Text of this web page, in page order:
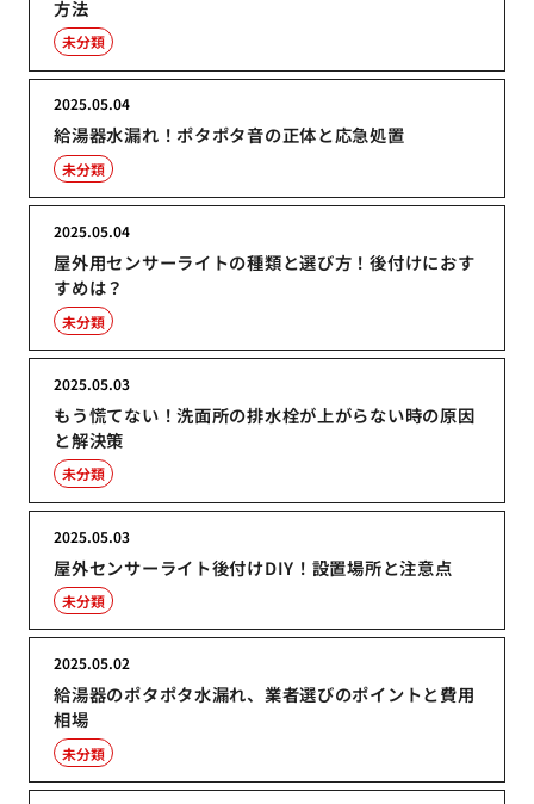
方法
未分類
給湯器水漏れ！ポタポタ音の正体と応急処置
2025.05.04
未分類
屋外用センサーライトの種類と選び方！後付けにおす
すめは？
2025.05.04
未分類
もう慌てない！洗面所の排水栓が上がらない時の原因
と解決策
2025.05.03
未分類
屋外センサーライト後付けDIY！設置場所と注意点
2025.05.03
未分類
給湯器のポタポタ水漏れ、業者選びのポイントと費用
相場
2025.05.02
未分類